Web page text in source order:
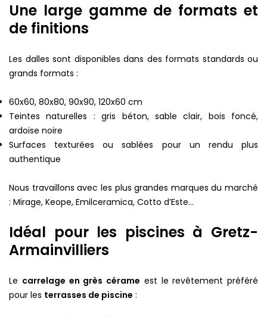
Une large gamme de formats et
de finitions
Les dalles sont disponibles dans des formats standards ou
grands formats :
60x60, 80x80, 90x90, 120x60 cm
Teintes naturelles : gris béton, sable clair, bois foncé,
ardoise noire
Surfaces texturées ou sablées pour un rendu plus
authentique
Nous travaillons avec les plus grandes marques du marché
: Mirage, Keope, Emilceramica, Cotto d’Este…
Idéal pour les piscines à Gretz-
Armainvilliers
Le carrelage en grès cérame est le revêtement préféré
pour les terrasses de piscine :